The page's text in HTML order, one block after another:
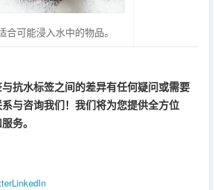
合可能浸入水中的物品。
抗水标签之间的差异有任何疑问或需要
与咨询我们！我们将为您提供全方位
务。
LinkedIn